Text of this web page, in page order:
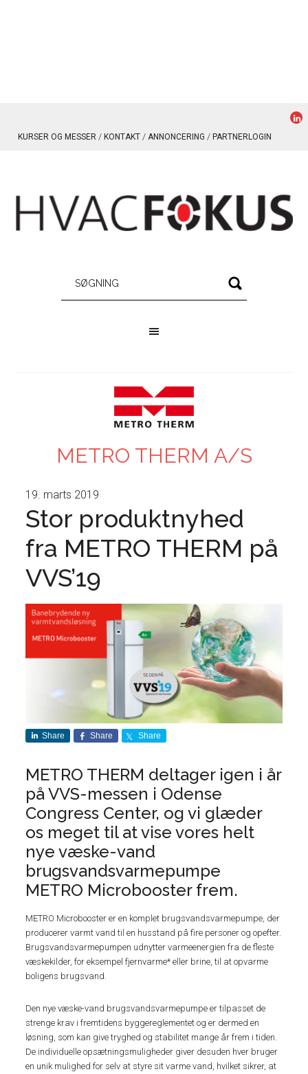
KURSER OG MESSER KONTAKT ANNONCERING PARTNERLOGIN
METRO THERM A/S
19. marts 2019
Stor produktnyhed
fra METRO THERM på
VVS’19
Share Share Share
METRO THERM deltager igen i år
på VVS-messen i Odense
Congress Center, og vi glæder
os meget til at vise vores helt
nye væske-vand
brugsvandsvarmepumpe
METRO Microbooster frem.
METRO Microbooster er en komplet brugsvandsvarmepumpe, der
producerer varmt vand til en husstand på fire personer og opefter.
Brugsvandsvarmepumpen udnytter varmeenergien fra de fleste
væskekilder, for eksempel fjernvarme* eller brine, til at opvarme
boligens brugsvand.
Den nye væske-vand brugsvandsvarmepumpe er tilpasset de
strenge krav i fremtidens byggereglementet og er dermed en
løsning, som kan give tryghed og stabilitet mange år frem i tiden.
De individuelle opsætningsmuligheder giver desuden hver bruger
en unik mulighed for selv at styre sit varme vand, hvilket sikrer, at